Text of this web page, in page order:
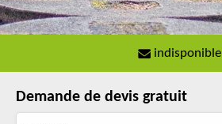
indisponible
Demande de devis gratuit